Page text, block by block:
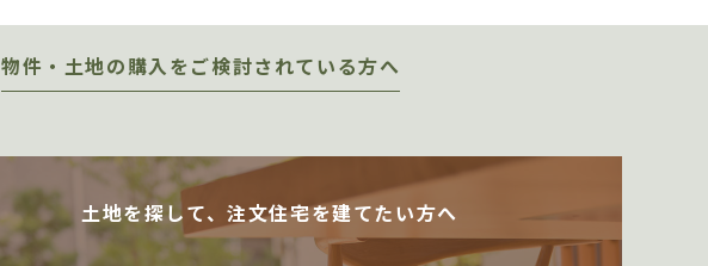
物件・土地の購入をご検討されている方へ
土地を探して、注文住宅を建てたい方へ